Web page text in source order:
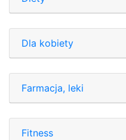
Dla kobiety
Farmacja, leki
Fitness